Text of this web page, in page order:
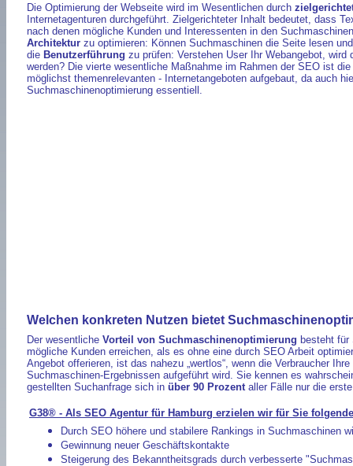
Die Optimierung der Webseite wird im Wesentlichen durch
Internetagenturen durchgeführt. Zielgerichteter Inhalt bedeutet, dass
nach denen mögliche Kunden und Interessenten in den
Architektur zu optimieren: Können Suchmaschinen die Seite lesen
die Benutzerführung zu prüfen: Verstehen User Ihr Webangebot,
werden? Die vierte wesentliche Maßnahme im Rahmen der SEO ist die
möglichst themenrelevanten - Internetangeboten aufgebaut, da auch
Suchmaschinenoptimierung essentiell.
Welchen konkreten Nutzen bietet
Der wesentliche Vorteil von Suchmaschinenoptimierung besteht für
mögliche Kunden erreichen, als es ohne eine durch SEO Arbeit
Angebot offerieren, ist das nahezu „wertlos“, wenn die Verbraucher
Suchmaschinen-Ergebnissen aufgeführt wird. Sie kennen es
gestellten Suchanfrage sich in über 90 Prozent aller Fälle nur die
G38® - Als SEO Agentur für Hamburg erzielen wir für Sie
Durch SEO höhere und stabilere Rankings in Suchmaschinen
Gewinnung neuer Geschäftskontakte
Steigerung des Bekanntheitsgrads durch verbesserte